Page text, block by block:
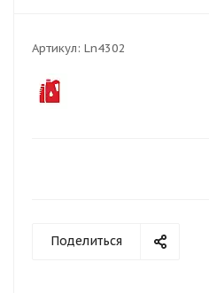
Артикул: Ln4302
Поделиться